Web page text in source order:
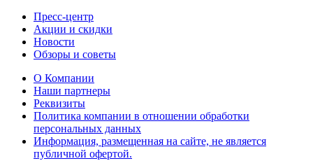
Пресс-центр
Акции и скидки
Новости
Обзоры и советы
О Компании
Наши партнеры
Реквизиты
Политика компании в отношении обработки
персональных данных
Информация, размещенная на сайте, не является
публичной офертой.